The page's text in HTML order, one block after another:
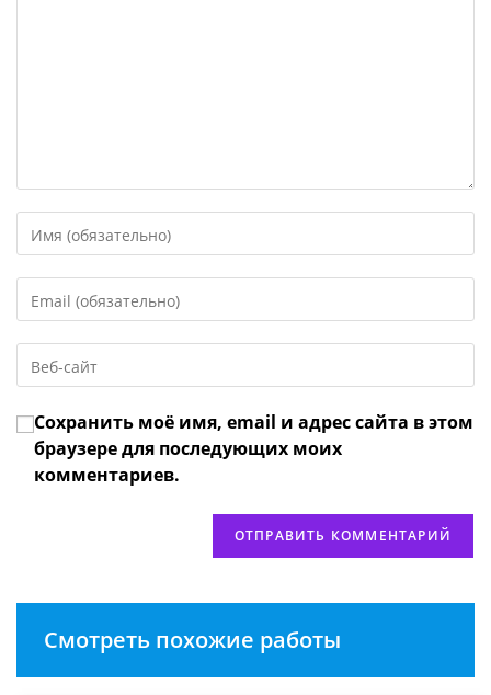
свое
или
имя
чтобы
прокомментировать
свой
адрес,
чтобы
URL
веб-
сайта
(необязательно)
Сохранить моё имя, email и адрес сайта в этом
браузере для последующих моих
комментариев.
Смотреть похожие работы